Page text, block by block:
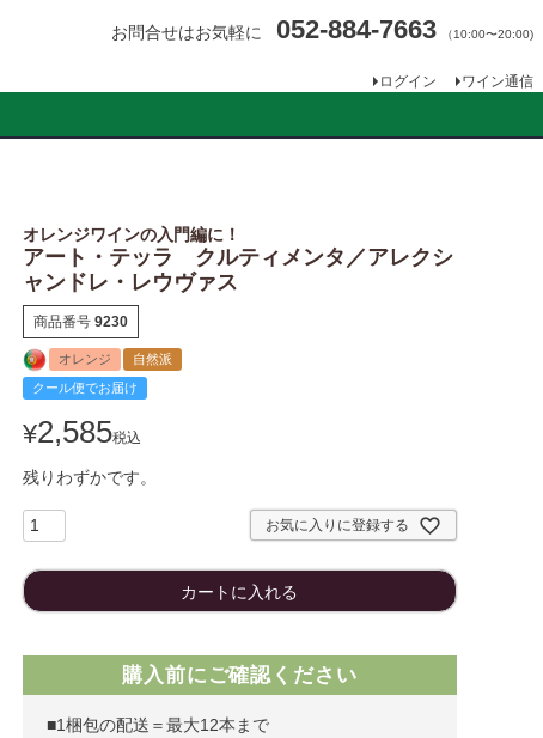
お問合せはお気軽に 052-884-7663 （10:00〜20:00)
ログイン ワイン通信
オレンジワインの入門編に！
アート・テッラ クルティメンタ／アレクシ
ャンドレ・レウヴァス
商品番号 9230
オレンジ
自然派
クール便でお届け
¥2,585税込
残りわずかです。
お気に入りに登録する
カートに入れる
購入前にご確認ください
■1梱包の配送＝最大12本まで